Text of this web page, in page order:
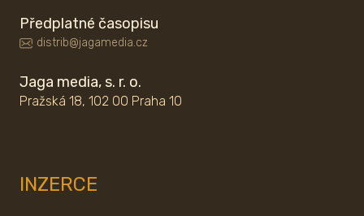
Předplatné časopisu
distrib@jagamedia.cz
Jaga media, s. r. o.
Pražská 18, 102 00 Praha 10
INZERCE